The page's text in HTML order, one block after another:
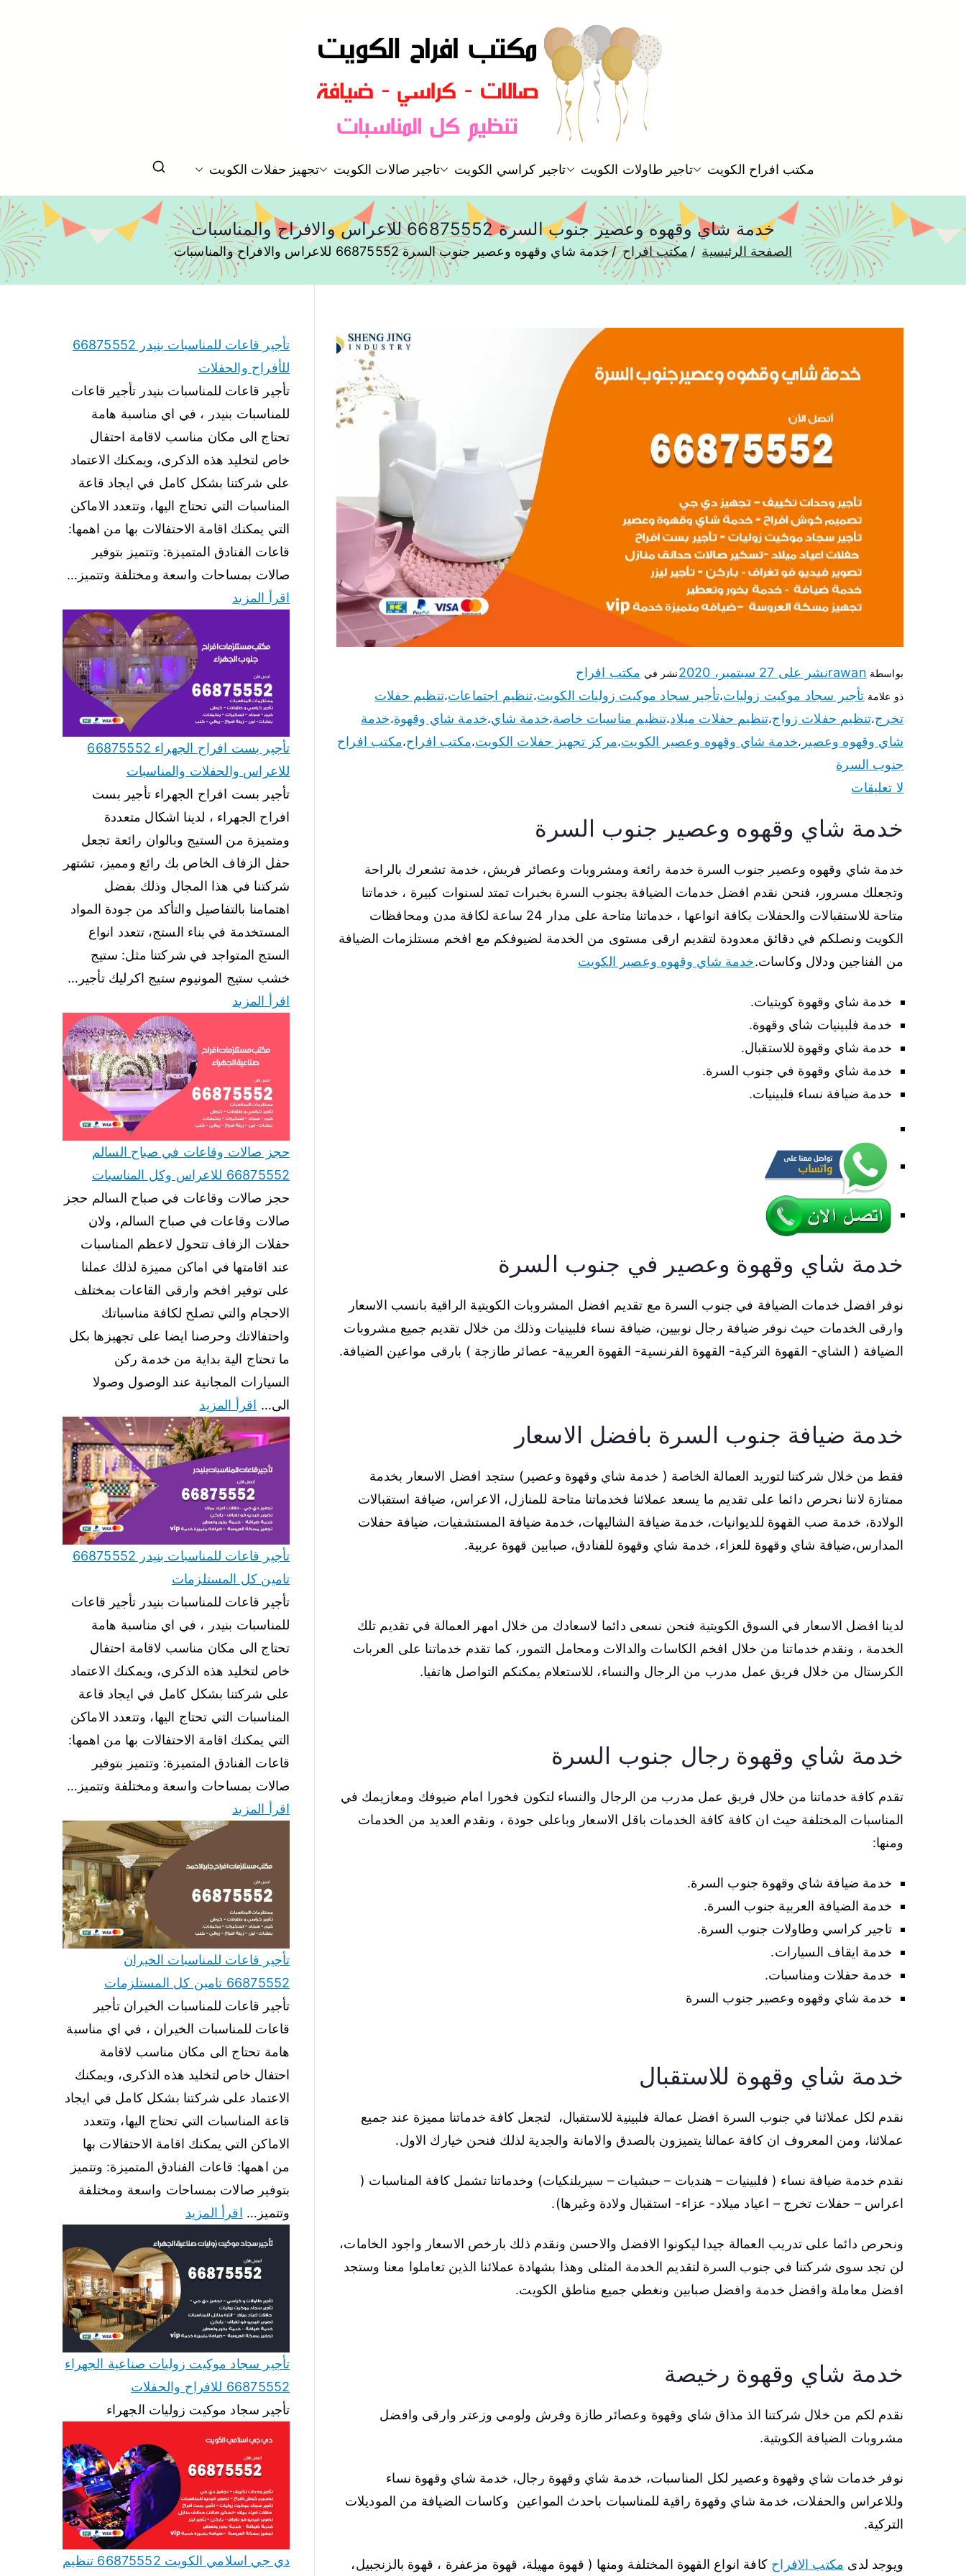
مكتب افراح
مكتب افراح و مناسبات و زواج و تخرج بالكويت مكتب افراح الكويت تاجير طاولات الكويت تاجير كراسي الكويت تاجير صالات الكويت تجهيز حفلات الكويت
خدمة شاي وقهوه وعصير جنوب السرة 66875552 للاعراس والافراح والمناسبات
الصفحة الرئيسية مكتب افراح خدمة شاي وقهوه وعصير جنوب السرة 66875552 للاعراس والافراح والمناسبات
بواسطة rawanنشر على 27 سبتمبر، 2020 نشر في مكتب افراح
ذو علامة تأجير سجاد موكيت زوليات،تأجير سجاد موكيت زوليات الكويت،تنظيم اجتماعات،تنظيم حفلات
تخرج،تنظيم حفلات زواج،تنظيم حفلات ميلاد،تنظيم مناسبات خاصة،خدمة شاي،خدمة شاي وقهوة،خدمة
شاي وقهوه وعصير ،خدمة شاي وقهوه وعصير الكويت،مركز تجهيز حفلات الكويت،مكتب افراح،مكتب افراح
جنوب السرة
لا تعليقات
خدمة شاي وقهوه وعصير جنوب السرة
خدمة شاي وقهوه وعصير جنوب السرة خدمة رائعة ومشروبات وعصائر فريش، خدمة تشعرك بالراحة
وتجعلك مسرور، فنحن نقدم افضل خدمات الضيافة بجنوب السرة بخبرات تمتد لسنوات كبيرة ، خدماتنا
متاحة للاستقبالات والحفلات بكافة انواعها ، خدماتنا متاحة على مدار 24 ساعة لكافة مدن ومحافظات
الكويت ونصلكم في دقائق معدودة لتقديم ارقى مستوى من الخدمة لضيوفكم مع افخم مستلزمات الضيافة
من الفناجين ودلال وكاسات.خدمة شاي وقهوه وعصير الكويت
خدمة شاي وقهوة كويتيات.
خدمة فلبينيات شاي وقهوة.
خدمة شاي وقهوة للاستقبال.
خدمة شاي وقهوة في جنوب السرة.
خدمة ضيافة نساء فلبينيات.
خدمة شاي وقهوة وعصير في جنوب السرة
نوفر افضل خدمات الضيافة في جنوب السرة مع تقديم افضل المشروبات الكويتية الراقية بانسب الاسعار
وارقى الخدمات حيث نوفر ضيافة رجال نوبيين، ضيافة نساء فلبينيات وذلك من خلال تقديم جميع مشروبات
الضيافة ( الشاي- القهوة التركية- القهوة الفرنسية- القهوة العربية- عصائر طازجة ) بارقى مواعين الضيافة.
خدمة ضيافة جنوب السرة بافضل الاسعار
فقط من خلال شركتنا لتوريد العمالة الخاصة ( خدمة شاي وقهوة وعصير) ستجد افضل الاسعار بخدمة
ممتازة لاننا نحرص دائما على تقديم ما يسعد عملائنا فخدماتنا متاحة للمنازل، الاعراس، ضيافة استقبالات
الولادة، خدمة صب القهوة للديوانيات، خدمة ضيافة الشاليهات، خدمة ضيافة المستشفيات، ضيافة حفلات
المدارس،ضيافة شاي وقهوة للعزاء، خدمة شاي وقهوة للفنادق، صبابين قهوة عربية.
لدينا افضل الاسعار في السوق الكويتية فنحن نسعى دائما لاسعادك من خلال امهر العمالة في تقديم تلك
الخدمة ، ونقدم خدماتنا من خلال افخم الكاسات والدالات ومحامل التمور، كما تقدم خدماتنا على العربات
الكرستال من خلال فريق عمل مدرب من الرجال والنساء، للاستعلام يمكنكم التواصل هاتفيا.
خدمة شاي وقهوة رجال جنوب السرة
تقدم كافة خدماتنا من خلال فريق عمل مدرب من الرجال والنساء لتكون فخورا امام ضيوفك ومعازيمك في
المناسبات المختلفة حيث ان كافة كافة الخدمات باقل الاسعار وباعلى جودة ، ونقدم العديد من الخدمات
ومنها:
خدمة ضيافة شاي وقهوة جنوب السرة.
خدمة الضيافة العربية جنوب السرة.
تاجير كراسي وطاولات جنوب السرة.
خدمة ايقاف السيارات.
خدمة حفلات ومناسبات.
خدمة شاي وقهوه وعصير جنوب السرة
خدمة شاي وقهوة للاستقبال
نقدم لكل عملائنا في جنوب السرة افضل عمالة فلبينية للاستقبال، لتجعل كافة خدماتنا مميزة عند جميع
عملائنا، ومن المعروف ان كافة عمالنا يتميزون بالصدق والامانة والجدية لذلك فنحن خيارك الاول.
نقدم خدمة ضيافة نساء ( فلبينيات – هنديات – حبشيات – سيريلنكيات) وخدماتنا تشمل كافة المناسبات (
اعراس – حفلات تخرج – اعياد ميلاد- عزاء- استقبال ولادة وغيرها).
ونحرص دائما على تدريب العمالة جيدا ليكونوا الافضل والاحسن ونقدم ذلك بارخص الاسعار واجود الخامات،
لن تجد سوى شركتنا في جنوب السرة لتقديم الخدمة المثلى وهذا بشهادة عملائنا الذين تعاملوا معنا وستجد
افضل معاملة وافضل خدمة وافضل صبابين ونغطي جميع مناطق الكويت.
خدمة شاي وقهوة رخيصة
نقدم لكم من خلال شركتنا الذ مذاق شاي وقهوة وعصائر طازة وفرش ولومي وزعتر وارقى وافضل
مشروبات الضيافة الكويتية.
نوفر خدمات شاي وقهوة وعصير لكل المناسبات، خدمة شاي وقهوة رجال، خدمة شاي وقهوة نساء
وللاعراس والحفلات، خدمة شاي وقهوة راقية للمناسبات باحدث المواعين وكاسات الضيافة من الموديلات
التركية.
ويوجد لدى مكتب الافراح كافة انواع القهوة المختلفة ومنها ( قهوة مهيلة، قهوة مزعفرة ، قهوة بالزنجبيل،
تأجير قاعات للمناسبات بنيدر 66875552
للأفراح والحفلات
تأجير قاعات للمناسبات بنيدر تأجير قاعات
للمناسبات بنيدر ، في اي مناسبة هامة
تحتاج الى مكان مناسب لاقامة احتفال
خاص لتخليد هذه الذكرى، ويمكنك الاعتماد
على شركتنا بشكل كامل في ايجاد قاعة
المناسبات التي تحتاج اليها، وتتعدد الاماكن
التي يمكنك اقامة الاحتفالات بها من اهمها:
قاعات الفنادق المتميزة: وتتميز بتوفير
صالات بمساحات واسعة ومختلفة وتتميز…
اقرأ المزيد
تأجير بست افراح الجهراء 66875552
للاعراس والحفلات والمناسبات
تأجير بست افراح الجهراء تأجير بست
افراح الجهراء ، لدينا اشكال متعددة
ومتميزة من الستيج وبالوان رائعة تجعل
حفل الزفاف الخاص بك رائع ومميز، تشتهر
شركتنا في هذا المجال وذلك بفضل
اهتمامنا بالتفاصيل والتأكد من جودة المواد
المستخدمة في بناء الستج، تتعدد انواع
الستج المتواجد في شركتنا مثل: ستيج
خشب ستيج المونيوم ستيج اكرليك تأجير…
اقرأ المزيد
حجز صالات وقاعات في صباح السالم
66875552 للاعراس وكل المناسبات
حجز صالات وقاعات في صباح السالم حجز
صالات وقاعات في صباح السالم، ولان
حفلات الزفاف تتحول لاعظم المناسبات
عند اقامتها في اماكن مميزة لذلك عملنا
على توفير افخم وارقى القاعات بمختلف
الاحجام والتي تصلح لكافة مناسباتك
واحتفالاتك وحرصنا ايضا على تجهيزها بكل
ما تحتاج الية بداية من خدمة ركن
السيارات المجانية عند الوصول وصولا
الى… اقرأ المزيد
تأجير قاعات للمناسبات بنيدر 66875552
تامين كل المستلزمات
تأجير قاعات للمناسبات بنيدر تأجير قاعات
للمناسبات بنيدر ، في اي مناسبة هامة
تحتاج الى مكان مناسب لاقامة احتفال
خاص لتخليد هذه الذكرى، ويمكنك الاعتماد
على شركتنا بشكل كامل في ايجاد قاعة
المناسبات التي تحتاج اليها، وتتعدد الاماكن
التي يمكنك اقامة الاحتفالات بها من اهمها:
قاعات الفنادق المتميزة: وتتميز بتوفير
صالات بمساحات واسعة ومختلفة وتتميز…
اقرأ المزيد
تأجير قاعات للمناسبات الخيران
66875552 تامين كل المستلزمات
تأجير قاعات للمناسبات الخيران تأجير
قاعات للمناسبات الخيران ، في اي مناسبة
هامة تحتاج الى مكان مناسب لاقامة
احتفال خاص لتخليد هذه الذكرى، ويمكنك
الاعتماد على شركتنا بشكل كامل في ايجاد
قاعة المناسبات التي تحتاج اليها، وتتعدد
الاماكن التي يمكنك اقامة الاحتفالات بها
من اهمها: قاعات الفنادق المتميزة: وتتميز
بتوفير صالات بمساحات واسعة ومختلفة
وتتميز… اقرأ المزيد
تأجير سجاد موكيت زوليات صناعية الجهراء
66875552 للافراح والحفلات
تأجير سجاد موكيت زوليات الجهراء
دي جي اسلامي الكويت 66875552 تنظيم